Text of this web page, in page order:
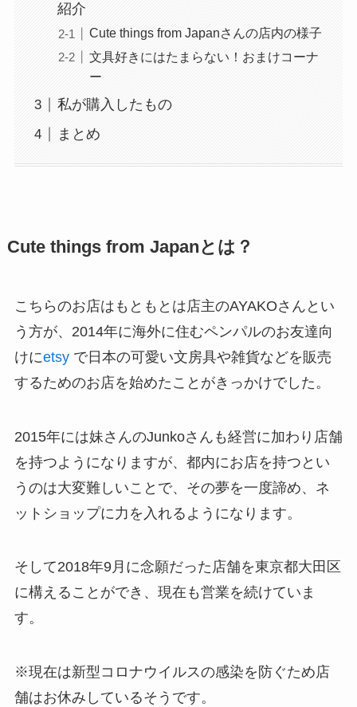
紹介
Cute things from Japanさんの店内の様子
文具好きにはたまらない！おまけコーナ
ー
私が購入したもの
まとめ
Cute things from Japanとは？
こちらのお店はもともとは店主のAYAKOさんとい
う方が、2014年に海外に住むペンパルのお友達向
けにetsyで日本の可愛い文房具や雑貨などを販売
するためのお店を始めたことがきっかけでした。
2015年には妹さんのJunkoさんも経営に加わり店舗
を持つようになりますが、都内にお店を持つとい
うのは大変難しいことで、その夢を一度諦め、ネ
ットショップに力を入れるようになります。
そして2018年9月に念願だった店舗を東京都大田区
に構えることができ、現在も営業を続けていま
す。
※現在は新型コロナウイルスの感染を防ぐため店
舗はお休みしているそうです。